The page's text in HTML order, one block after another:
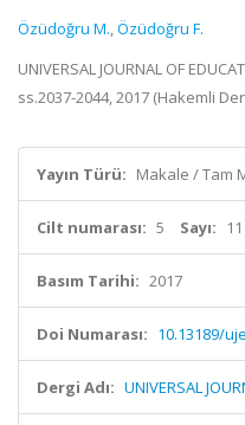
Özüdoğru M.,Özüdoğru F.
UNIVERSAL JOURNAL OF
ss.2037-2044, 2017 (Hakemli
Yayın Türü: Makale / Tam
Cilt numarası: 5 Sayı: 11
Basım Tarihi: 2017
Doi Numarası: 10.13189/
Dergi Adı: UNIVERSAL